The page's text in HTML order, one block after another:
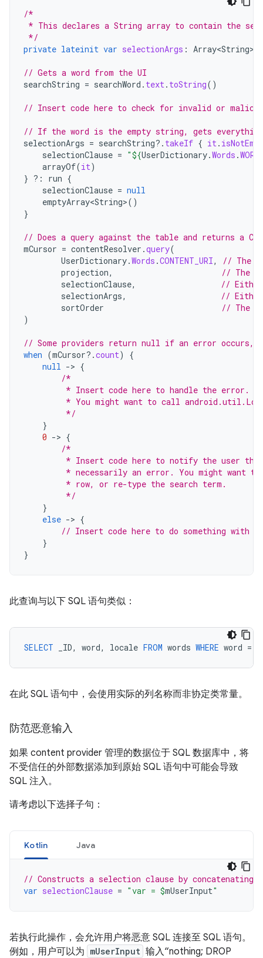
/*
* This declares a String array to contain the
*/
private lateinit var selectionArgs : Array<String>
// Gets a word from the UI
searchString = searchWord . text . toString()
// Insert code here to check for invalid or
// If the word is the empty string, gets everything
selectionArgs = searchString?. takeIf { it .
selectionClause = "${UserDictionary.Words .WORD
arrayOf(it)
} ?: run {
selectionClause = null
emptyArray<String>()
}
// Does a query against the table and returns a
mCursor = contentResolver .query(
UserDictionary.Words .CONTENT_URI,
// The
projection,
// The
selectionClause,
// Either
selectionArgs,
// Either
sortOrder
// The
)
// Some providers return null if an error occurs,
when (mCursor?.count)
{
null -> {
/*
* Insert code here to handle the error.
* You might want to call
         */
}
0 -> {
/*
* Insert code here to notify the user
* necessarily an error. You might want
         * row, or re-type the search term.
         */
}
else -> {
// Insert code here to do something with
}
}
此查询与以下 SQL 语句类似：
SELECT _ID, word, locale FROM words WHERE word =
在此 SQL 语句中，会使用实际的列名称而非协定类常量。
防范恶意输入
如果 content provider 管理的数据位于 SQL 数据库中，将
不受信任的外部数据添加到原始 SQL 语句中可能会导致
SQL 注入。
请考虑以下选择子句：
Kotlin Java
// Constructs a selection clause by concatenating
var selectionClause = "var = $mUserInput"
若执行此操作，会允许用户将恶意 SQL 连接至 SQL 语句。
例如，用户可以为 mUserInput 输入“nothing; DROP